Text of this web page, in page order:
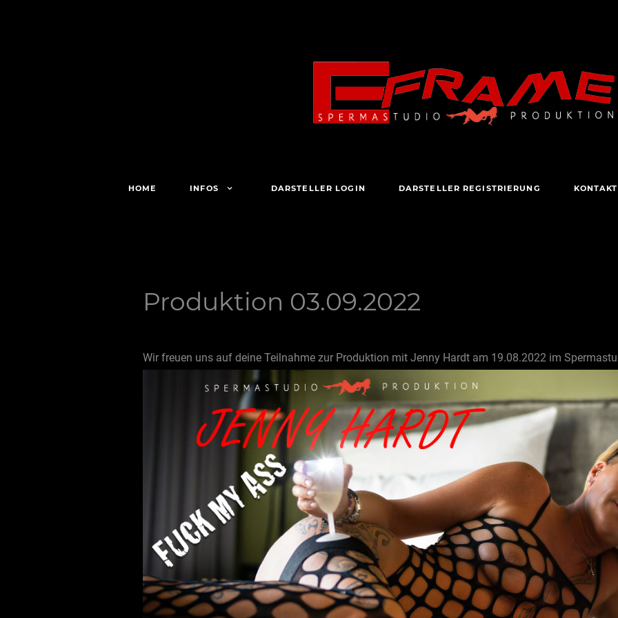
HOME INFOS DARSTELLER LOGIN DARSTELLER REGISTRIERUNG KONTAKT
Produktion 03.09.2022
Wir freuen uns auf deine Teilnahme zur Produktion mit Jenny Hardt am 19.08.2022 im